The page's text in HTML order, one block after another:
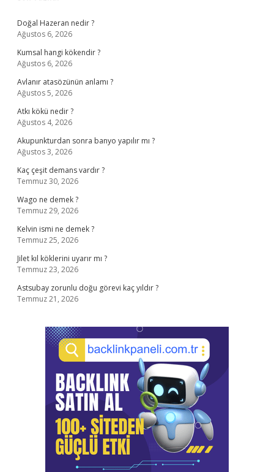
Doğal Hazeran nedir ?
Ağustos 6, 2026
Kumsal hangi kökendir ?
Ağustos 6, 2026
Avlanır atasözünün anlamı ?
Ağustos 5, 2026
Atkı kökü nedir ?
Ağustos 4, 2026
Akupunkturdan sonra banyo yapılır mı ?
Ağustos 3, 2026
Kaç çeşit demans vardır ?
Temmuz 30, 2026
Wago ne demek ?
Temmuz 29, 2026
Kelvin ismi ne demek ?
Temmuz 25, 2026
Jilet kıl köklerini uyarır mı ?
Temmuz 23, 2026
Astsubay zorunlu doğu görevi kaç yıldır ?
Temmuz 21, 2026